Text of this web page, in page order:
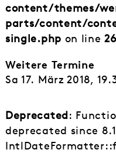
content/themes/
parts/content/
single.php on line
Weitere Termine
Sa 17. März 2018,
Deprecated:
deprecated since